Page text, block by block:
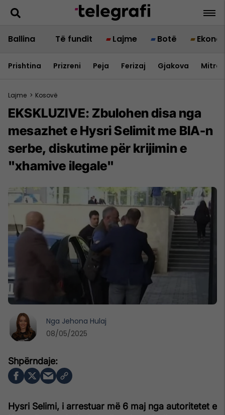
Ballina Të fundit Lajme Botë
Prishtina Prizreni Peja Ferizaj Gjakova
Lajme > Kosovë
EKSKLUZIVE: Zbulohen disa nga
mesazhet e Hysri Selimit me BIA-n
serbe, diskutime për krijimin e
"xhamive ilegale"
Hysri Selimi, i arrestuar më 6 maj nga autoritetet e
Nga Jehona Hulaj
08/05/2025